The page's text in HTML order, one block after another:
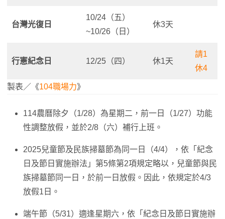
台灣光復日
10/24（五）
~10/26（日）
休3天
行憲紀念日 12/25（四） 休1天
請1
休4
製表／《104職場力》
114農曆除夕（1/28）為星期二，前一日（1/27）功能
性調整放假，並於2/8（六）補行上班。
2025兒童節及民族掃墓節為同一日（4/4），依「紀念
日及節日實施辦法」第5條第2項規定略以，兒童節與民
族掃墓節同一日，於前一日放假。因此，依規定於4/3
放假1日。
端午節（5/31）適逢星期六，依「紀念日及節日實施辦